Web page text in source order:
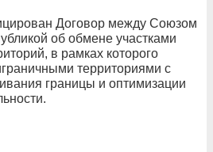
Договор между Союзом
об обмене участками
в рамках которого
территориями с
границы и оптимизации